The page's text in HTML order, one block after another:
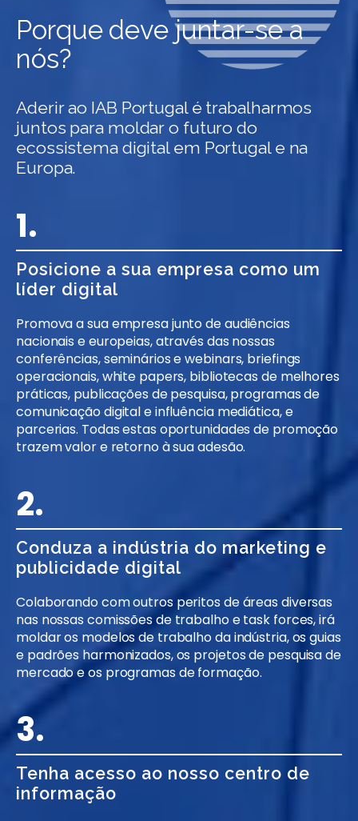
Porque deve juntar-se a
nós?
Aderir ao IAB Portugal é trabalharmos
juntos para moldar o futuro do
ecossistema digital em Portugal e na
Europa.
1.
Posicione a sua empresa como um
líder digital
Promova a sua empresa junto de audiências
nacionais e europeias, através das nossas
conferências, seminários e webinars, briefings
operacionais, white papers, bibliotecas de melhores
práticas, publicações de pesquisa, programas de
comunicação digital e influência mediática, e
parcerias. Todas estas oportunidades de promoção
trazem valor e retorno à sua adesão.
2.
Conduza a indústria do marketing e
publicidade digital
Colaborando com outros peritos de áreas diversas
nas nossas comissões de trabalho e task forces, irá
moldar os modelos de trabalho da indústria, os guias
e padrões harmonizados, os projetos de pesquisa de
mercado e os programas de formação.
3.
Tenha acesso ao nosso centro de
informação